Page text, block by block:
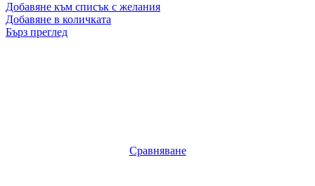
Добавяне към списък с желания
Добавяне в количката
Бърз преглед
Сравняване